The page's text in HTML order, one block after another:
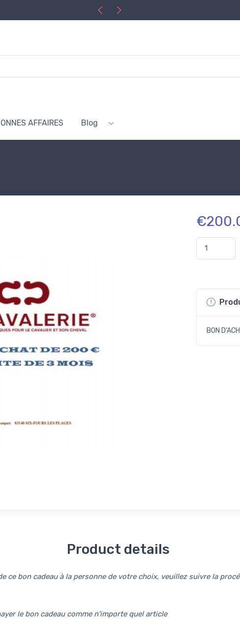
AFFAIRES Blog
BON
Product details
ce bon cadeau à la personne de votre choix, veuillez suivre la
le bon cadeau comme n'importe quel article